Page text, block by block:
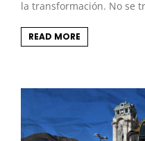
la transformación. No se
READ MORE